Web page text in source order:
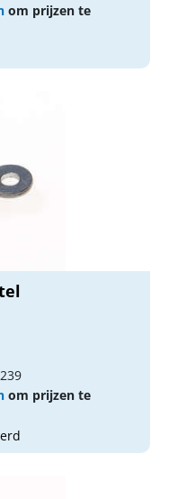
om prijzen te
om prijzen te